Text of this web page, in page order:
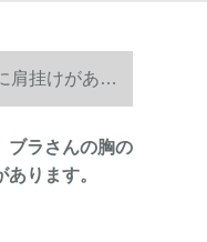
肩挂けがあり
ブラさんの胸の
ります。